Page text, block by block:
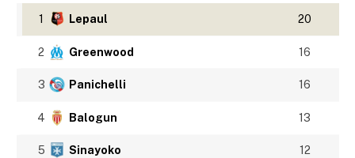
1 Lepaul 20
2 Greenwood 16
3 Panichelli 16
4 Balogun 13
5 Sinayoko 12